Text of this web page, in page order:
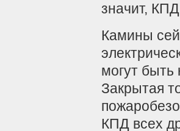
значит,
Камины
могут быть
Закрытая
КПД всех